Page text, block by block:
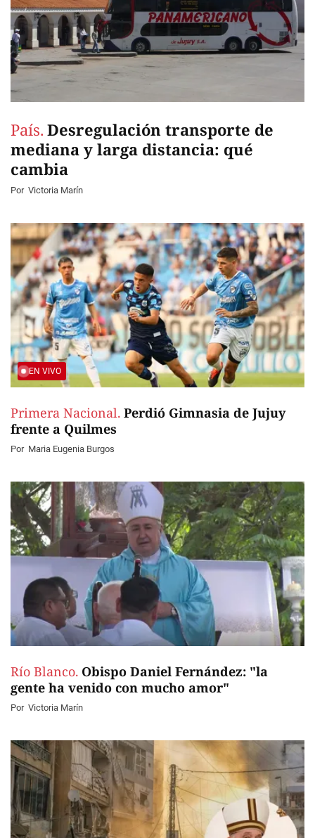
País. Desregulación transporte de
mediana y larga distancia: qué
cambia
Por Victoria Marín
EN VIVO
Primera Nacional. Perdió Gimnasia de Jujuy
frente a Quilmes
Por Maria Eugenia Burgos
Río Blanco. Obispo Daniel Fernández: "la
gente ha venido con mucho amor"
Por Victoria Marín